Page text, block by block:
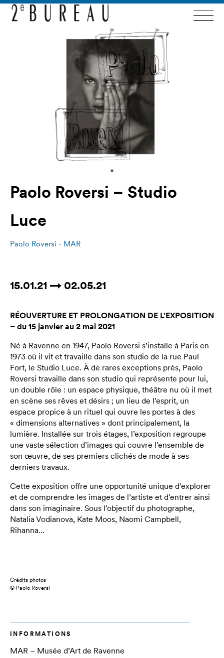
Paolo Roversi – Studio
Luce
Paolo Roversi - MAR
15.01.21 → 02.05.21
RÉOUVERTURE ET PROLONGATION DE L’EXPOSITION
– du 15 janvier au 2 mai 2021
Né à Ravenne en 1947, Paolo Roversi s’installe à Paris en
1973 où il vit et travaille dans son studio de la rue Paul
Fort, le Studio Luce. À de rares exceptions près, Paolo
Roversi travaille dans son studio qui représente pour lui,
un double rôle : un espace physique, théâtre nu où il met
en scène ses rêves et désirs ; un lieu de l’esprit, un
espace propice à un rituel qui ouvre les portes à des
« dimensions alternatives » dont principalement, la
lumière. Installée sur trois étages, l’exposition regroupe
une vaste sélection d’images qui couvre l’ensemble de
son œuvre, de ses premiers clichés de mode à ses
derniers travaux.
Cette exposition offre une opportunité unique d’explorer
et de comprendre les images de l’artiste et d’entrer ainsi
dans son imaginaire. Sous l’objectif du photographe,
Natalia Vodianova, Kate Moos, Naomi Campbell,
Rihanna…
Crédits photos
© Paolo Roversi
INFORMATIONS
MAR – Musée d’Art de Ravenne